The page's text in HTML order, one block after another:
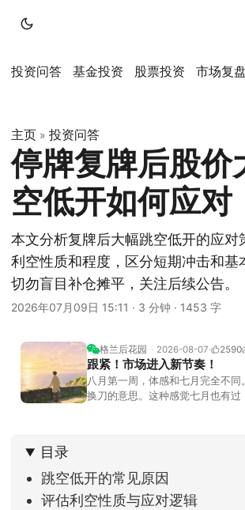
投资问答 基金投资 股票投资 市场复盘
主页 » 投资问答
停牌复牌后股价
空低开如何应对
本文分析复牌后大幅跳空低开的应对
利空性质和程度，区分短期冲击和基
切勿盲目补仓摊平，关注后续公告。
2026年07月09日 15:11 · 3 分钟 · 1453 字
格兰后花园 2026-08-07 2590
跟紧！市场进入新节奏！
八月第一周，体感和七月完全不同
换刀的意思。这种感觉七月也有过
家感受到了春天般的暖风。指数涨
回暖到2
目录
跳空低开的常见原因
评估利空性质与应对逻辑